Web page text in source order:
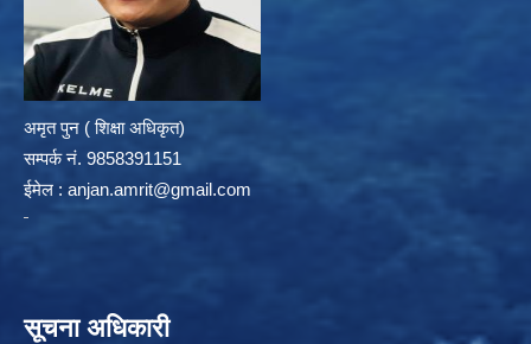
अमृत पुन ( शिक्षा अधिकृत)
सम्पर्क न‌ं. 9858391151
ईमेल : anjan.amrit@gmail.com
सूचना अधिकारी